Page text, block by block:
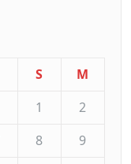
S
M
1
2
8
9